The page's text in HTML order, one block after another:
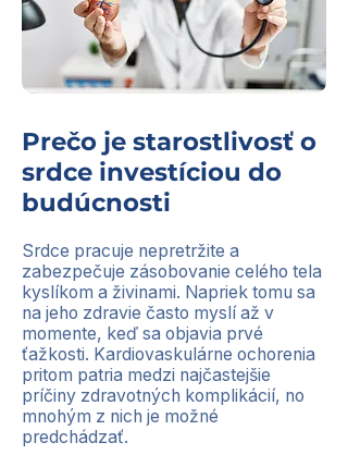
Prečo je starostlivosť o
srdce investíciou do
budúcnosti
Srdce pracuje nepretržite a
zabezpečuje zásobovanie celého tela
kyslíkom a živinami. Napriek tomu sa
na jeho zdravie často myslí až v
momente, keď sa objavia prvé
ťažkosti. Kardiovaskulárne ochorenia
pritom patria medzi najčastejšie
príčiny zdravotných komplikácií, no
mnohým z nich je možné
predchádzať.